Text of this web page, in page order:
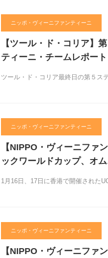
ニッポ・ヴィーニファンティーニ
【ツール・ド・コリア】
ティーニ・チームレポート
ツール・ド・コリア最終日の第５
ニッポ・ヴィーニファンティーニ
【NIPPO・ヴィーニファ
ックワールドカップ、オ
1月16日、17日に香港で開催された
ニッポ・ヴィーニファンティーニ
【NIPPO・ヴィーニファ